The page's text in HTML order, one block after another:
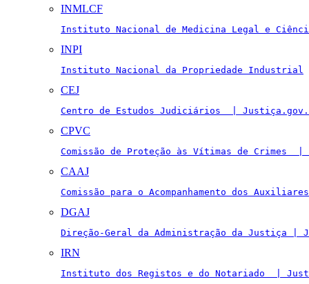
INMLCF
Instituto Nacional de Medicina Legal e
INPI
Instituto Nacional da Propriedade Industrial
CEJ
Centro de Estudos Judiciários  |
CPVC
Comissão de Proteção às Vítimas de Crimes
CAAJ
Comissão para o Acompanhamento dos
DGAJ
Direção-Geral da Administração da Justiça |
IRN
Instituto dos Registos e do Notariado  |